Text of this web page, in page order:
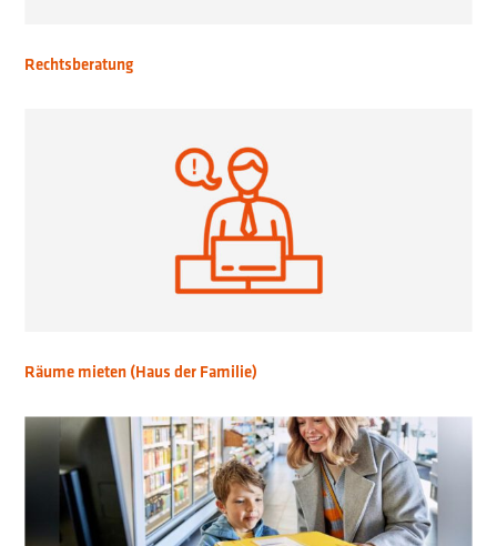
Rechtsberatung
Räume mieten (Haus der Familie)